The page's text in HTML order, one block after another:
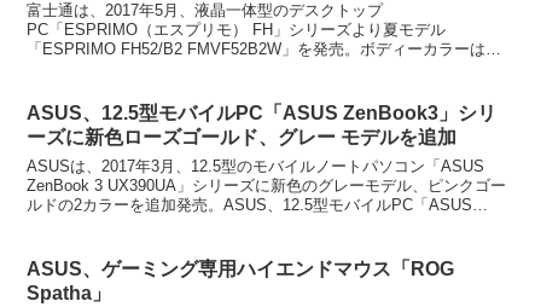
富士通は、2017年5月、液晶一体型のデスクトップ
PC「ESPRIMO（エスプリモ） FH」シリーズより夏モデル
「ESPRIMO FH52/B2 FMVF52B2W」を発売。ボディーカラーは、
ASUS、12.5型モバイルPC「ASUS ZenBook3」シリ
ーズに新色ローズゴールド、グレー モデルを追加
ASUSは、2017年3月、12.5型のモバイルノートパソコン「ASUS
ZenBook 3 UX390UA」シリーズに新色のグレーモデル、ピンクゴー
ルドの2カラーを追加発売。ASUS、12.5型モバイルPC「ASUS
ASUS、ゲーミング専用ハイエンドマウス「ROG
Spatha」